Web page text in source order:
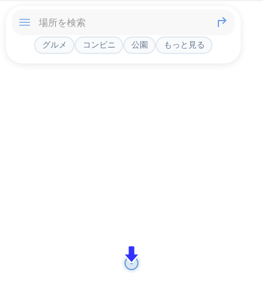
グルメ コンビニ 公園 もっと見る